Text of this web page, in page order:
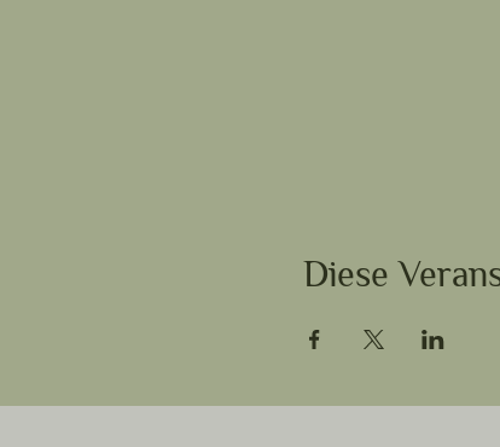
Diese